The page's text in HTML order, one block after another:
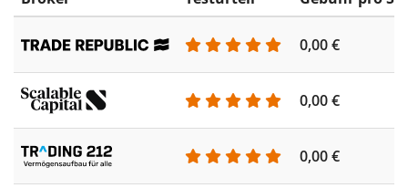
0,00 €
0,00 €
0,00 €